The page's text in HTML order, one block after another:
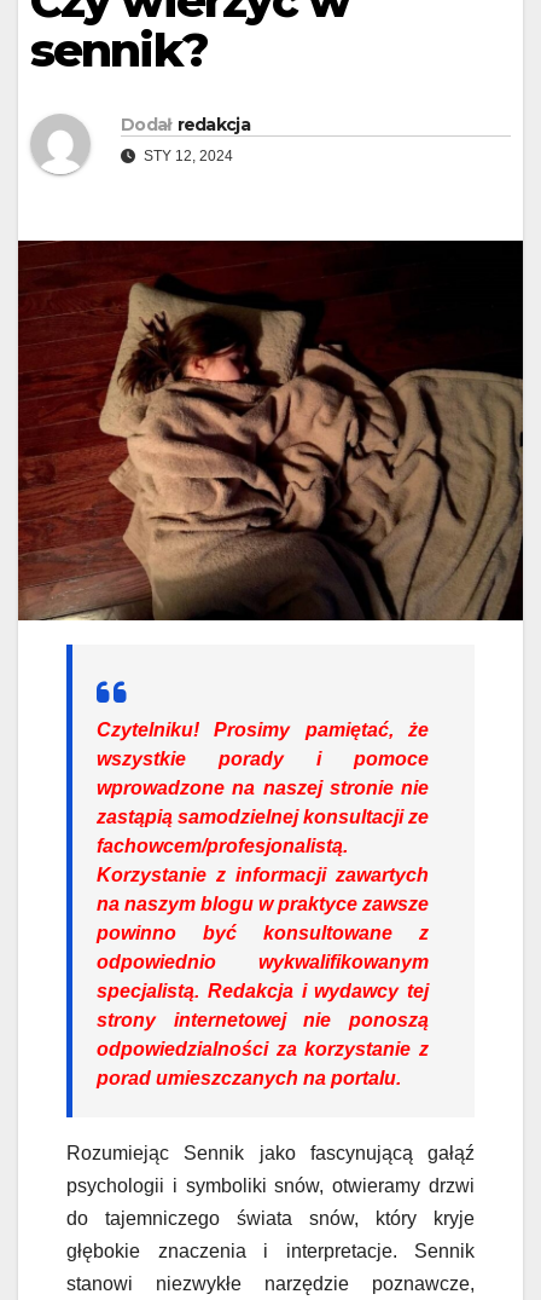
sennik?
Dodał redakcja
STY 12, 2024
Czytelniku! Prosimy pamiętać, że
wszystkie porady i pomoce
wprowadzone na naszej stronie nie
zastąpią samodzielnej konsultacji ze
fachowcem/profesjonalistą.
Korzystanie z informacji zawartych
na naszym blogu w praktyce zawsze
powinno być konsultowane z
odpowiednio wykwalifikowanym
specjalistą. Redakcja i wydawcy tej
strony internetowej nie ponoszą
odpowiedzialności za korzystanie z
porad umieszczanych na portalu.
Rozumiejąc Sennik jako fascynującą gałąź
psychologii i symboliki snów, otwieramy drzwi
do tajemniczego świata snów, który kryje
głębokie znaczenia i interpretacje. Sennik
stanowi niezwykłe narzędzie poznawcze,